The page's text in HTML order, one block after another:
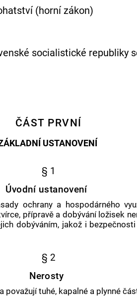
(horní zákon)
socialistické republiky
ČÁST PRVNÍ
USTANOVENÍ
§ 1
Úvodní ustanovení
ochrany a hospodárného
přípravě a dobývání ložisek
dobýváním, jakož i
§ 2
Nerosty
tuhé, kapalné a plynné